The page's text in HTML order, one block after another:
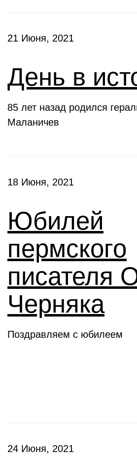
21 Июня, 2021
День в
85 лет назад родился
Маланичев
18 Июня, 2021
Юбилей
пермского
писателя
Черняка
Поздравляем с юбилеем
24 Июня, 2021